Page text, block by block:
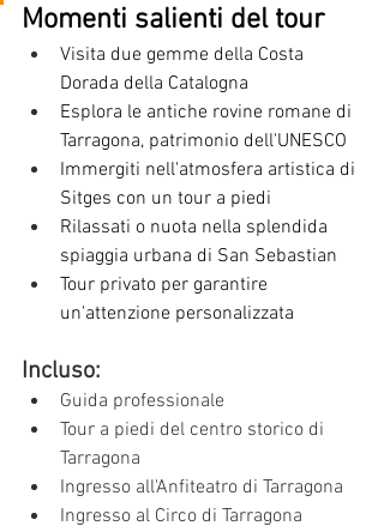
Momenti salienti del tour
Visita due gemme della Costa
Dorada della Catalogna
Esplora le antiche rovine romane di
Tarragona, patrimonio dell'UNESCO
Immergiti nell'atmosfera artistica di
Sitges con un tour a piedi
Rilassati o nuota nella splendida
spiaggia urbana di San Sebastian
Tour privato per garantire
un'attenzione personalizzata
Incluso:
Guida professionale
Tour a piedi del centro storico di
Tarragona
Ingresso all'Anfiteatro di Tarragona
Ingresso al Circo di Tarragona